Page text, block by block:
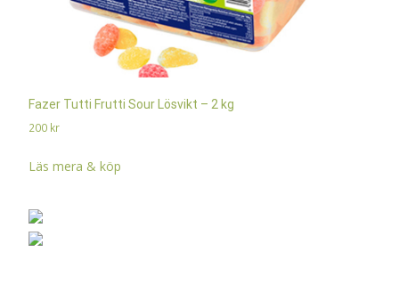
Fazer Tutti Frutti Sour Lösvikt – 2 kg
200 kr
Läs mera & köp